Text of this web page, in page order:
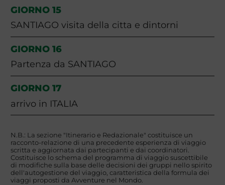
GIORNO 15
SANTIAGO visita della citta e dintorni
GIORNO 16
Partenza da SANTIAGO
GIORNO 17
arrivo in ITALIA
N.B.: La sezione "Itinerario e Redazionale" costituisce un
racconto-relazione di una precedente esperienza di viaggio
scritta e aggiornata dai partecipanti e dai coordinatori.
Costituisce lo schema del programma di viaggio suscettibile
di modifiche sulla base delle decisioni dei gruppi nello spirito
dell'autogestione del viaggio, caratteristica della formula dei
viaggi proposti da Avventure nel Mondo.